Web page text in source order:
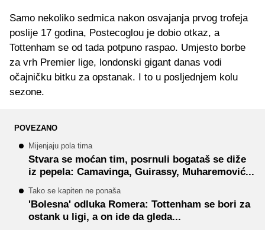
Samo nekoliko sedmica nakon osvajanja prvog trofeja
poslije 17 godina, Postecoglou je dobio otkaz, a
Tottenham se od tada potpuno raspao. Umjesto borbe
za vrh Premier lige, londonski gigant danas vodi
očajničku bitku za opstanak. I to u posljednjem kolu
sezone.
POVEZANO
Mijenjaju pola tima
Stvara se moćan tim, posrnuli bogataš se diže
iz pepela: Camavinga, Guirassy, Muharemović...
Tako se kapiten ne ponaša
'Bolesna' odluka Romera: Tottenham se bori za
ostank u ligi, a on ide da gleda...